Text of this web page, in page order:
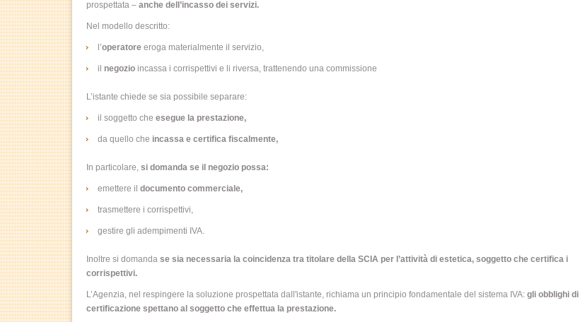
prospettata – anche dell’incasso dei servizi.
Nel modello descritto:
l’operatore eroga materialmente il servizio,
il negozio incassa i corrispettivi e li riversa, trattenendo una commissione
L’istante chiede se sia possibile separare:
il soggetto che esegue la prestazione,
da quello che incassa e certifica fiscalmente,
In particolare, si domanda se il negozio possa:
emettere il documento commerciale,
trasmettere i corrispettivi,
gestire gli adempimenti IVA.
Inoltre si domanda se sia necessaria la coincidenza tra titolare della SCIA per l’attività di estetica, soggetto che certifica i
corrispettivi.
L’Agenzia, nel respingere la soluzione prospettata dall'istante, richiama un principio fondamentale del sistema IVA: gli obblighi di
certificazione spettano al soggetto che effettua la prestazione.